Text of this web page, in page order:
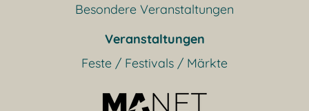
Besondere Veranstaltungen
Veranstaltungen
Feste / Festivals / Märkte